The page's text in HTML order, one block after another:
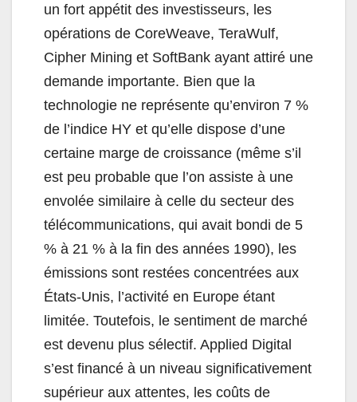
un fort appétit des investisseurs, les
opérations de CoreWeave, TeraWulf,
Cipher Mining et SoftBank ayant attiré une
demande importante. Bien que la
technologie ne représente qu’environ 7 %
de l’indice HY et qu’elle dispose d’une
certaine marge de croissance (même s’il
est peu probable que l’on assiste à une
envolée similaire à celle du secteur des
télécommunications, qui avait bondi de 5
% à 21 % à la fin des années 1990), les
émissions sont restées concentrées aux
États-Unis, l’activité en Europe étant
limitée. Toutefois, le sentiment de marché
est devenu plus sélectif. Applied Digital
s’est financé à un niveau significativement
supérieur aux attentes, les coûts de